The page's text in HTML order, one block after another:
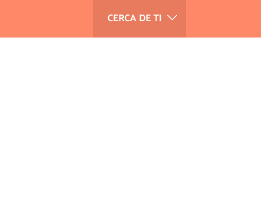
CERCA DE TI